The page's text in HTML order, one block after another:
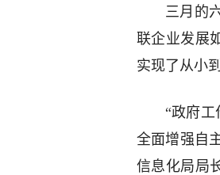
三月的
联企业发展
实现了从小
“政府工
全面增强自
信息化局局